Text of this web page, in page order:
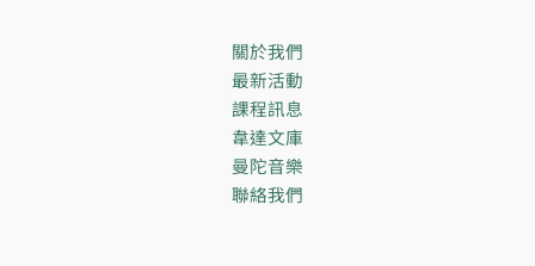
關於我們
最新活動
課程訊息
韋達文庫
曼陀音樂
聯絡我們